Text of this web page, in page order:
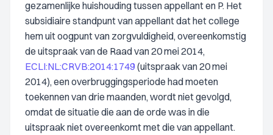
gezamenlijke huishouding tussen appellant en P. Het
subsidiaire standpunt van appellant dat het college
hem uit oogpunt van zorgvuldigheid, overeenkomstig
de uitspraak van de Raad van 20 mei 2014,
ECLI:NL:CRVB:2014:1749 (uitspraak van 20 mei
2014), een overbruggingsperiode had moeten
toekennen van drie maanden, wordt niet gevolgd,
omdat de situatie die aan de orde was in die
uitspraak niet overeenkomt met die van appellant.